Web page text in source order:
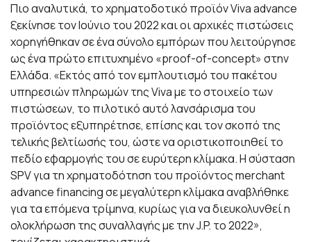
Πιο αναλυτικά, το χρηματοδοτικό προϊόν Viva advance
ξεκίνησε τον Ιούνιο του 2022 και οι αρχικές πιστώσεις
χορηγήθηκαν σε ένα σύνολο εμπόρων που λειτούργησε
ως ένα πρώτο επιτυχημένο «proof-of-concept» στην
Ελλάδα. «Εκτός από τον εμπλουτισμό του πακέτου
υπηρεσιών πληρωμών της Viva με το στοιχείο των
πιστώσεων, το πιλοτικό αυτό λανσάρισμα του
προϊόντος εξυπηρέτησε, επίσης και τον σκοπό της
τελικής βελτίωσής του, ώστε να οριστικοποιηθεί το
πεδίο εφαρμογής του σε ευρύτερη κλίμακα. Η σύσταση
SPV για τη χρηματοδότηση του προϊόντος merchant
advance financing σε μεγαλύτερη κλίμακα αναβλήθηκε
για τα επόμενα τρίμηνα, κυρίως για να διευκολυνθεί η
ολοκλήρωση της συναλλαγής με την J.P. το 2022»,